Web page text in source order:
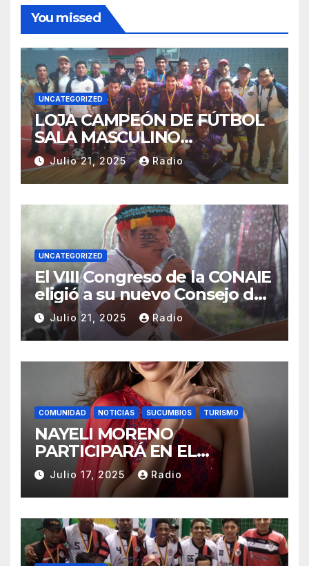
You missed
UNCATEGORIZED
LOJA CAMPEÓN DE FÚTBOL
SALA MASCULINO
TUNGURAHUA 2025.
Julio 21, 2025 Radio
UNCATEGORIZED
El VIII Congreso de la CONAIE
eligió a su nuevo Consejo de
Gobierno de la CONAIE 2025–
2028.
Julio 21, 2025 Radio
COMUNIDAD NOTICIAS SUCUMBIOS TURISMO
NAYELI MORENO
PARTICIPARÁ EN EL
REINADO NACIONAL DEL
CAFÉ LA TOQUILLA 2025 EN
REPRESENTACIÓN DE
SUCUMBÍOS
Julio 17, 2025 Radio